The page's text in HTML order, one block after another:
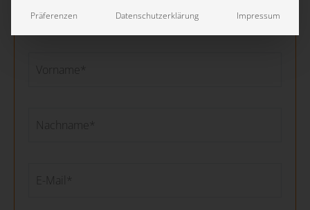
Präferenzen Datenschutzerklärung Impressum